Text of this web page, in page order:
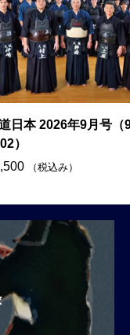
日本 2026年9月号（
）
（税込み）